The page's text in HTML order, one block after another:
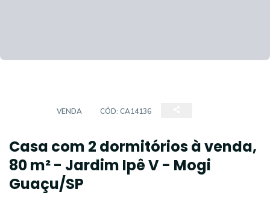
VENDA CÓD: CA14136
Casa com 2 dormitórios à venda,
80 m² - Jardim Ipê V - Mogi
Guaçu/SP